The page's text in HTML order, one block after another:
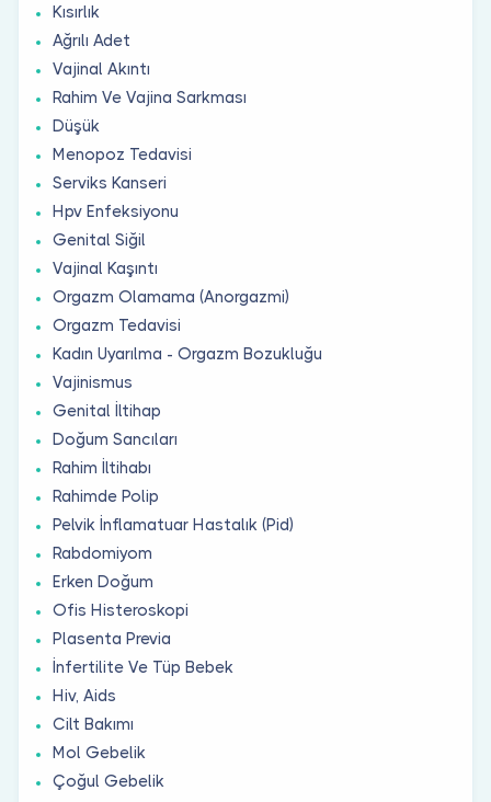
Kısırlık
Ağrılı Adet
Vajinal Akıntı
Rahim Ve Vajina Sarkması
Düşük
Menopoz Tedavisi
Serviks Kanseri
Hpv Enfeksiyonu
Genital Siğil
Vajinal Kaşıntı
Orgazm Olamama (Anorgazmi)
Orgazm Tedavisi
Kadın Uyarılma - Orgazm Bozukluğu
Vajinismus
Genital İltihap
Doğum Sancıları
Rahim İltihabı
Rahimde Polip
Pelvik İnflamatuar Hastalık (Pid)
Rabdomiyom
Erken Doğum
Ofis Histeroskopi
Plasenta Previa
İnfertilite Ve Tüp Bebek
Hiv, Aids
Cilt Bakımı
Mol Gebelik
Çoğul Gebelik